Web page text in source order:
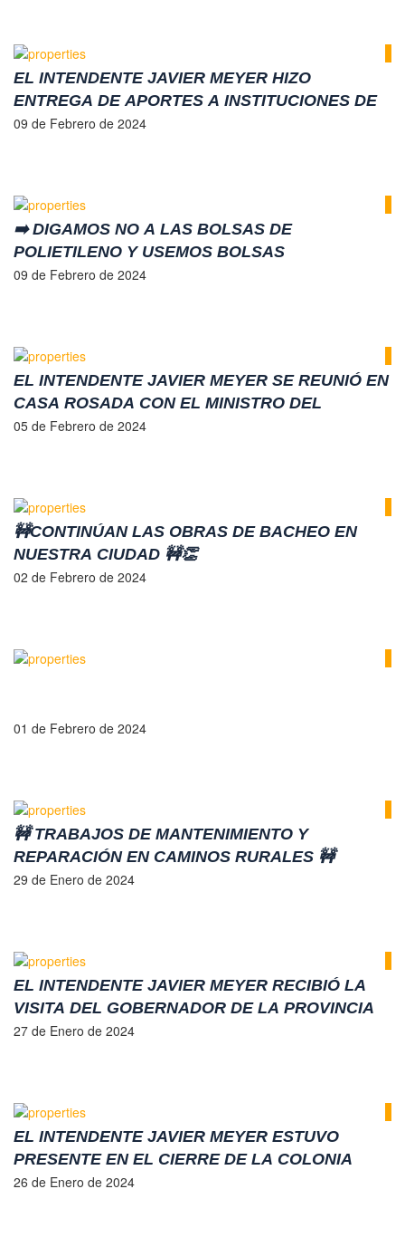
EL INTENDENTE JAVIER MEYER HIZO
ENTREGA DE APORTES A INSTITUCIONES DE
NUESTRA CIUDAD POR UN TOTAL DE
09 de Febrero de 2024
➡️ DIGAMOS NO A LAS BOLSAS DE
POLIETILENO Y USEMOS BOLSAS
REUTILIZABLES ♻️
09 de Febrero de 2024
EL INTENDENTE JAVIER MEYER SE REUNIÓ EN
CASA ROSADA CON EL MINISTRO DEL
INTERIOR DE LA NACIÓN ARGENTINA,
NACIONAL.
05 de Febrero de 2024
🚧CONTINÚAN LAS OBRAS DE BACHEO EN
NUESTRA CIUDAD 🚧👏
02 de Febrero de 2024
01 de Febrero de 2024
🚧 TRABAJOS DE MANTENIMIENTO Y
REPARACIÓN EN CAMINOS RURALES 🚧
29 de Enero de 2024
EL INTENDENTE JAVIER MEYER RECIBIÓ LA
VISITA DEL GOBERNADOR DE LA PROVINCIA
DE SANTA FE, MAXIMILIANO PULLARO.
27 de Enero de 2024
EL INTENDENTE JAVIER MEYER ESTUVO
PRESENTE EN EL CIERRE DE LA COLONIA
MUNICIPAL “UN ESPACIO PARA TODOS”,
26 de Enero de 2024